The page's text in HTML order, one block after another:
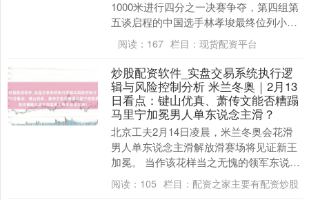
1000米进行四分之一决赛争夺，第四组第
五谈启程的中国选手林孝埈最终位列小组
第五位，无缘晋级。 本场四分之一决赛，
林孝埈与1....
阅读： 167 栏目： 现货配资平台
炒股配资软件_实盘交易系统执行逻
辑与风险控制分析 米兰冬奥｜2月13
日看点：键山优真、萧传文能否糟蹋
马里宁加冕男人单东说念主滑？
北京工夫2月14日凌晨，米兰冬奥会花滑
男人单东说念主滑解放滑赛场将见证新王
加冕。 当作该花样当之无愧的领军东说念
主物，好意思国天才选手马里宁短节目以
108.16....
阅读： 105 栏目： 配资之家主要有配资炒股